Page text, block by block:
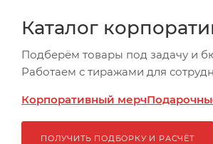
Каталог
Подберём товары под задачу и
Работаем с тиражами для
Корпоративный мерч
ПОЛУЧИТЬ ПОДБОРКУ И РАСЧЁТ